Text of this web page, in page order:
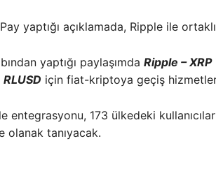
yaptığı açıklamada, Ripple ile
yaptığı paylaşımda Ripple – XRP
RLUSD için fiat-kriptoya geçiş hizmetleri
entegrasyonu, 173 ülkedeki
olanak tanıyacak.